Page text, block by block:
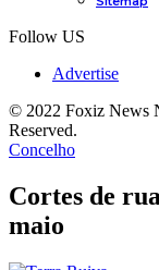
Follow US
Advertise
© 2022 Foxiz News
Reserved.
Concelho
Cortes de
maio